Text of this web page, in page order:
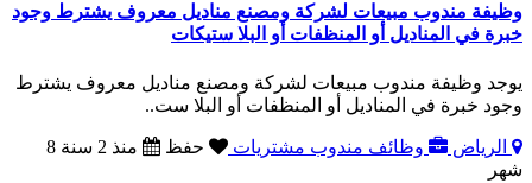
وظيفة مندوب مبيعات لشركة ومصنع مناديل معروف يشترط وجود
خبرة في المناديل أو المنظفات أو البلا ستيكات
يوجد وظيفة مندوب مبيعات لشركة ومصنع مناديل معروف يشترط
وجود خبرة في المناديل أو المنظفات أو البلا ست..
الرياض وظائف مندوب مشتريات حفظ
منذ 2 سنة 8
شهر